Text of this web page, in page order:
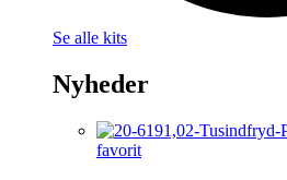
Se alle kits
Nyheder
favorit